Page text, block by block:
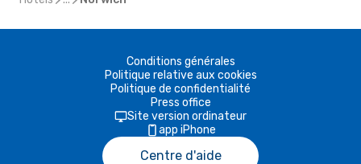
Conditions générales
Politique relative aux cookies
Politique de confidentialité
Press office
Site version ordinateur
app iPhone
Centre d'aide